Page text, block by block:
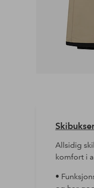
Allsidig
komfort i
•